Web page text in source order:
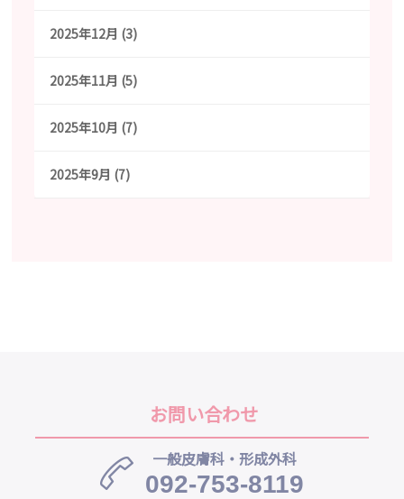
2025年12月 (3)
2025年11月 (5)
2025年10月 (7)
2025年9月 (7)
お問い合わせ
一般皮膚科・形成外科
092-753-8119